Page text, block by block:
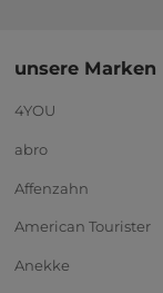
unsere Marken
4YOU
abro
Affenzahn
American Tourister
Anekke